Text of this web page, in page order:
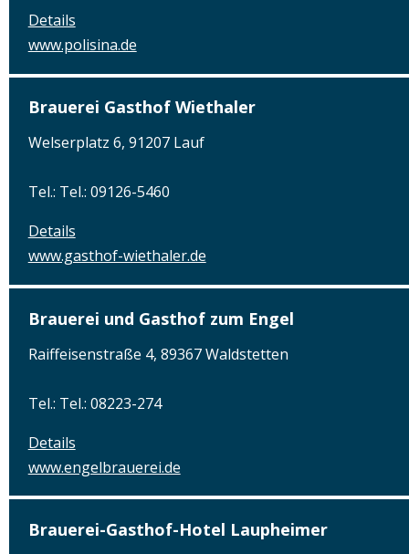
Details
www.polisina.de
Brauerei Gasthof Wiethaler
Welserplatz 6, 91207 Lauf
Tel.: Tel.: 09126-5460
Details
www.gasthof-wiethaler.de
Brauerei und Gasthof zum Engel
Raiffeisenstraße 4, 89367 Waldstetten
Tel.: Tel.: 08223-274
Details
www.engelbrauerei.de
Brauerei-Gasthof-Hotel Laupheimer